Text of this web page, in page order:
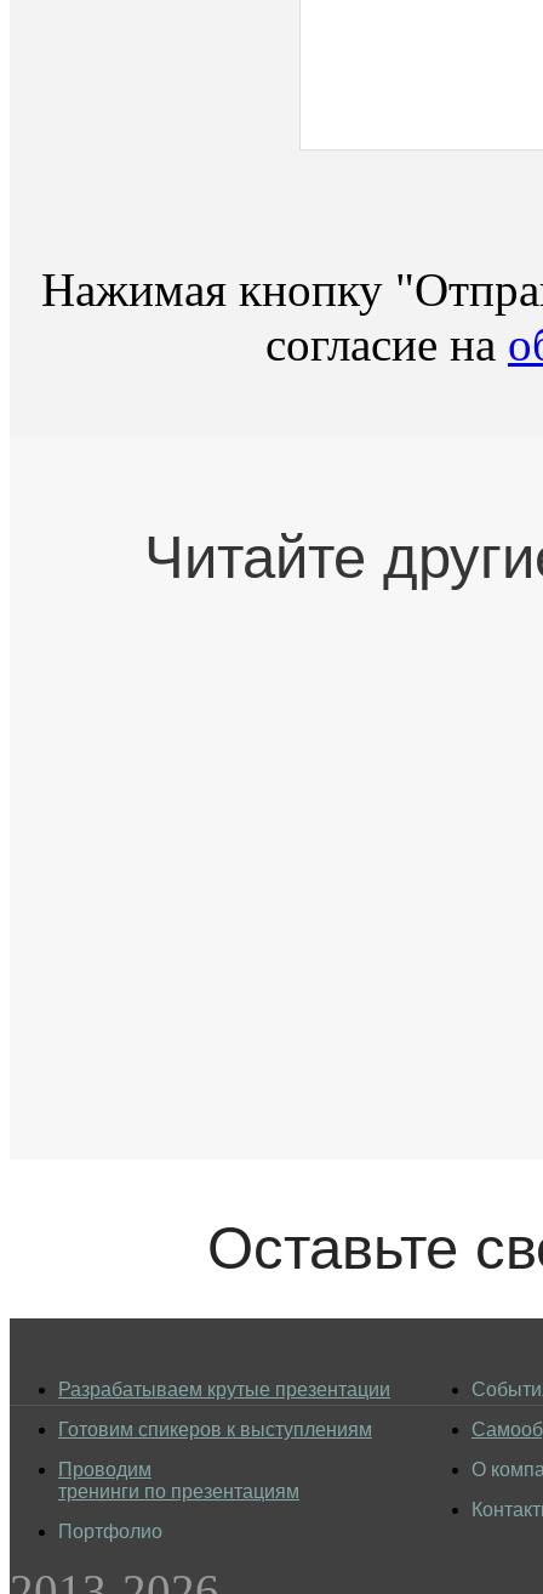
Нажимая кнопку
согласие на
Читайте
Оставьте
Разрабатываем крутые презентации
Готовим спикеров к выступлениям
Проводим
тренинги по презентациям
Портфолио
О